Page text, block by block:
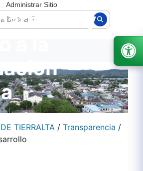
Administrar Sitio
y
a la
TIERRALTA / Transparencia /